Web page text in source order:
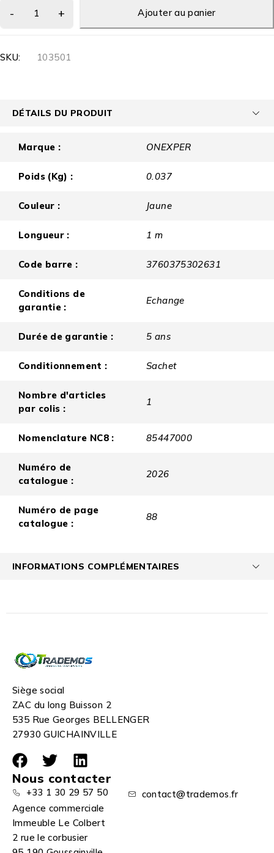
Ajouter au panier
SKU: 103501
DÉTAILS DU PRODUIT
Marque : ONEXPER
Poids (Kg) : 0.037
Couleur : Jaune
Longueur : 1 m
Code barre : 3760375302631
Conditions de
garantie :
Echange
Durée de garantie : 5 ans
Conditionnement : Sachet
Nombre d'articles
par colis :
1
Nomenclature NC8 : 85447000
Numéro de
catalogue :
2026
Numéro de page
catalogue :
88
INFORMATIONS COMPLÉMENTAIRES
Siège social
ZAC du long Buisson 2
535 Rue Georges BELLENGER
27930 GUICHAINVILLE
Nous contacter
+33 1 30 29 57 50
contact@trademos.fr
Agence commerciale
Immeuble Le Colbert
2 rue le corbusier